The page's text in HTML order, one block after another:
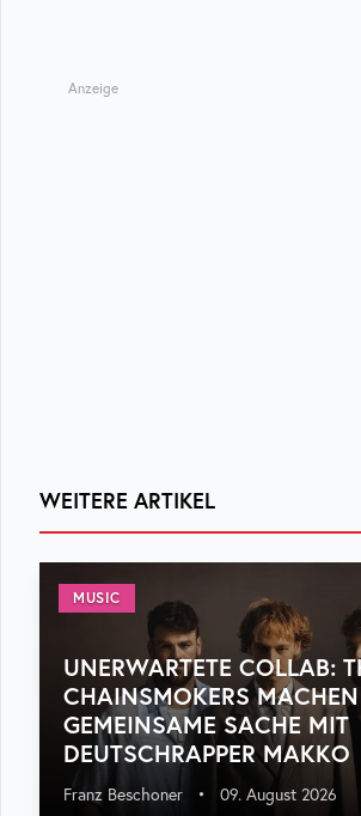
Anzeige
WEITERE ARTIKEL
MUSIC
UNERWARTETE COLLAB:
CHAINSMOKERS MACHEN
GEMEINSAME SACHE MIT
DEUTSCHRAPPER MAKKO
Franz Beschoner • 09. August 2026